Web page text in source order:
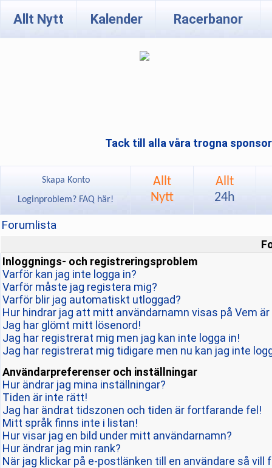
Allt Nytt Kalender Racerbanor
Tack till alla våra trogna
Skapa Konto
Loginproblem? FAQ här!
Allt
Nytt
Allt
24h
Forumlista
Inloggnings- och registreringsproblem
Varför kan jag inte logga in?
Varför måste jag registera mig?
Varför blir jag automatiskt utloggad?
Hur hindrar jag att mitt användarnamn visas på Vem
Jag har glömt mitt lösenord!
Jag har registrerat mig men jag kan inte logga in!
Jag har registrerat mig tidigare men nu kan jag inte
Användarpreferenser och inställningar
Hur ändrar jag mina inställningar?
Tiden är inte rätt!
Jag har ändrat tidszonen och tiden är fortfarande fel!
Mitt språk finns inte i listan!
Hur visar jag en bild under mitt användarnamn?
Hur ändrar jag min rank?
När jag klickar på e-postlänken till en användare så vill